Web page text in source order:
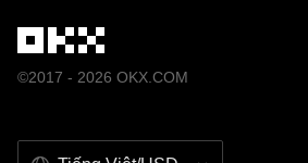
©2017 - 2026 OKX.COM